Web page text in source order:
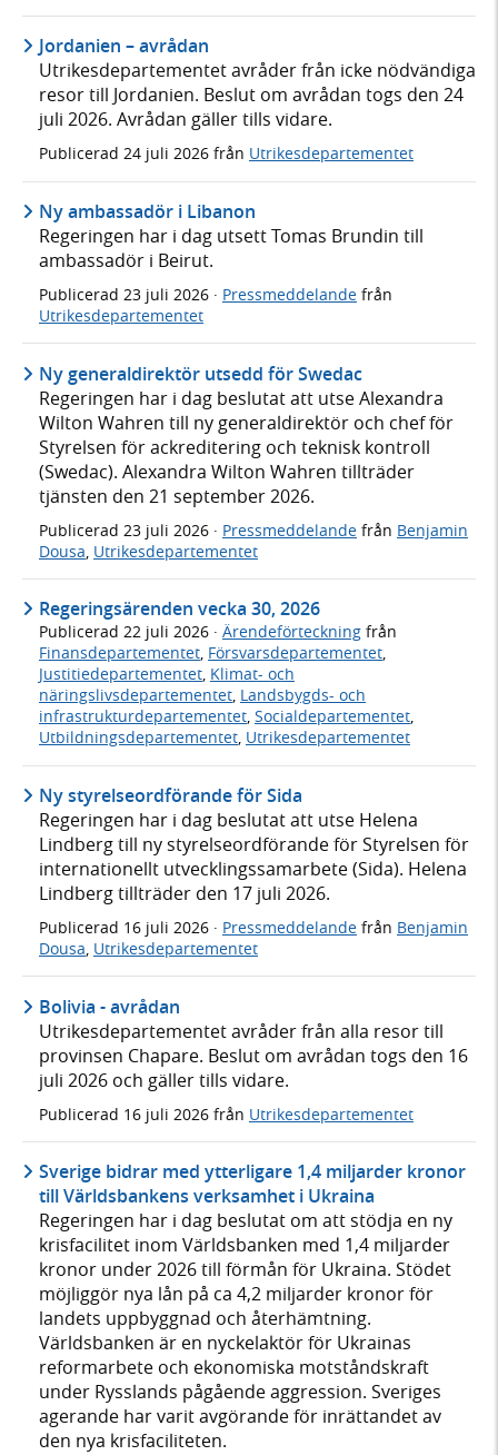
Jordanien – avrådan
Utrikesdepartementet avråder från icke nödvändiga
resor till Jordanien. Beslut om avrådan togs den 24
juli 2026. Avrådan gäller tills vidare.
Publicerad 24 juli 2026 från Utrikesdepartementet
Ny ambassadör i Libanon
Regeringen har i dag utsett Tomas Brundin till
ambassadör i Beirut.
Publicerad 23 juli 2026 · Pressmeddelande från
Utrikesdepartementet
Ny generaldirektör utsedd för Swedac
Regeringen har i dag beslutat att utse Alexandra
Wilton Wahren till ny generaldirektör och chef för
Styrelsen för ackreditering och teknisk kontroll
(Swedac). Alexandra Wilton Wahren tillträder
tjänsten den 21 september 2026.
Publicerad 23 juli 2026 · Pressmeddelande från Benjamin
Dousa Utrikesdepartementet
Regeringsärenden vecka 30, 2026
Publicerad 22 juli 2026 · Ärendeförteckning från
Finansdepartementet, Försvarsdepartementet,
Justitiedepartementet, Klimat- och
näringslivsdepartementet, Landsbygds- och
infrastrukturdepartementet, Socialdepartementet,
Utbildningsdepartementet, Utrikesdepartementet
Ny styrelseordförande för Sida
Regeringen har i dag beslutat att utse Helena
Lindberg till ny styrelseordförande för Styrelsen för
internationellt utvecklingssamarbete (Sida). Helena
Lindberg tillträder den 17 juli 2026.
Publicerad 16 juli 2026 · Pressmeddelande från Benjamin
Dousa, Utrikesdepartementet
Bolivia - avrådan
Utrikesdepartementet avråder från alla resor till
provinsen Chapare. Beslut om avrådan togs den 16
juli 2026 och gäller tills vidare.
Publicerad 16 juli 2026 från Utrikesdepartementet
Sverige bidrar med ytterligare 1,4 miljarder kronor
till Världsbankens verksamhet i Ukraina
Regeringen har i dag beslutat om att stödja en ny
krisfacilitet inom Världsbanken med 1,4 miljarder
kronor under 2026 till förmån för Ukraina. Stödet
möjliggör nya lån på ca 4,2 miljarder kronor för
landets uppbyggnad och återhämtning.
Världsbanken är en nyckelaktör för Ukrainas
reformarbete och ekonomiska motståndskraft
under Rysslands pågående aggression. Sveriges
agerande har varit avgörande för inrättandet av
den nya krisfaciliteten.